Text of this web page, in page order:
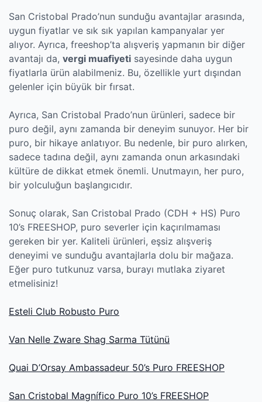
San Cristobal Prado’nun sunduğu avantajlar arasında,
uygun fiyatlar ve sık sık yapılan kampanyalar yer
alıyor. Ayrıca, freeshop’ta alışveriş yapmanın bir diğer
avantajı da, vergi muafiyeti sayesinde daha uygun
fiyatlarla ürün alabilmeniz. Bu, özellikle yurt dışından
gelenler için büyük bir fırsat.
Ayrıca, San Cristobal Prado’nun ürünleri, sadece bir
puro değil, aynı zamanda bir deneyim sunuyor. Her bir
puro, bir hikaye anlatıyor. Bu nedenle, bir puro alırken,
sadece tadına değil, aynı zamanda onun arkasındaki
kültüre de dikkat etmek önemli. Unutmayın, her puro,
bir yolculuğun başlangıcıdır.
Sonuç olarak, San Cristobal Prado (CDH + HS) Puro
10’s FREESHOP, puro severler için kaçırılmaması
gereken bir yer. Kaliteli ürünleri, eşsiz alışveriş
deneyimi ve sunduğu avantajlarla dolu bir mağaza.
Eğer puro tutkunuz varsa, burayı mutlaka ziyaret
etmelisiniz!
Esteli Club Robusto Puro
Van Nelle Zware Shag Sarma Tütünü
Quai D’Orsay Ambassadeur 50’s Puro FREESHOP
San Cristobal Magnífico Puro 10’s FREESHOP